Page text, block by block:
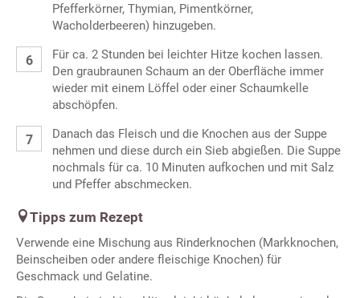
Pfefferkörner, Thymian, Pimentkörner,
Wacholderbeeren) hinzugeben.
Für ca. 2 Stunden bei leichter Hitze kochen lassen.
Den graubraunen Schaum an der Oberfläche immer
wieder mit einem Löffel oder einer Schaumkelle
abschöpfen.
Danach das Fleisch und die Knochen aus der Suppe
nehmen und diese durch ein Sieb abgießen. Die Suppe
nochmals für ca. 10 Minuten aufkochen und mit Salz
und Pfeffer abschmecken.
Tipps zum Rezept
Verwende eine Mischung aus Rinderknochen (Markknochen,
Beinscheiben oder andere fleischige Knochen) für
Geschmack und Gelatine.